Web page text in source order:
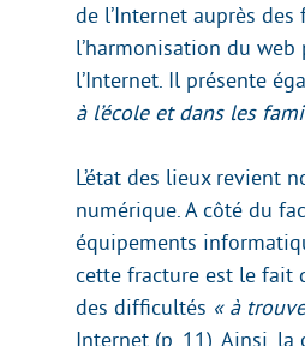
de l’Internet auprès des
l’harmonisation du web
l’Internet. Il présente
à l’école et dans les
L’état des lieux revient
numérique. A côté du
équipements
cette fracture est le fait
des difficultés « à
Internet (p. 11). Ainsi, la